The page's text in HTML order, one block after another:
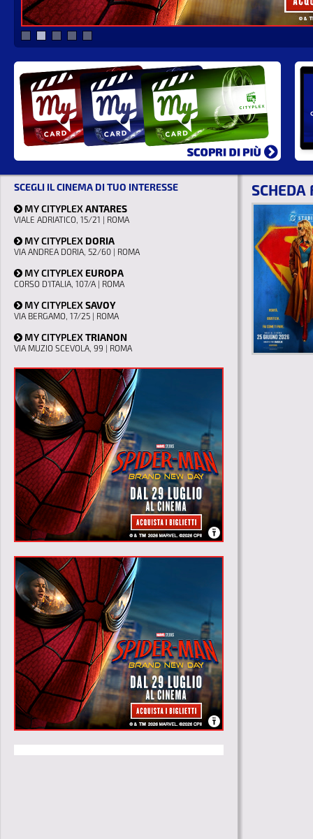
SCEGLI IL CINEMA DI TUO INTERESSE
MY CITYPLEXANTARES
VIALE ADRIATICO, 15/21 | ROMA
MY CITYPLEX DORIA
VIA ANDREA DORIA, 52/60 | ROMA
MY CITYPLEXEUROPA
CORSO D'ITALIA, 107/A | ROMA
MY CITYPLEXSAVOY
VIA BERGAMO, 17/25 | ROMA
MY CITYPLEXTRIANON
VIA MUZIO SCEVOLA, 99 | ROMA
SCHEDA